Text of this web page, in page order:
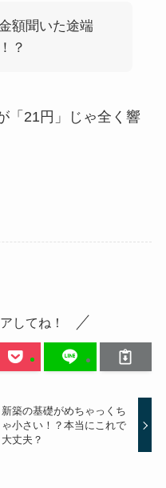
額聞いた途端
？
「21円」じゃ全く響
してね！
新築の基礎がめちゃっくち
ゃ小さい！？本当にこれで
大丈夫？